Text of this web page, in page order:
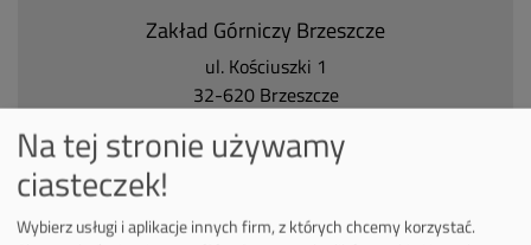
Zakład Górniczy Brzeszcze
ul. Kościuszki 1
32-620 Brzeszcze
Kontakt dla mediów:
Na tej stronie używamy
ciasteczek!
Wybierz usługi i aplikacje innych firm, z których chcemy korzystać.